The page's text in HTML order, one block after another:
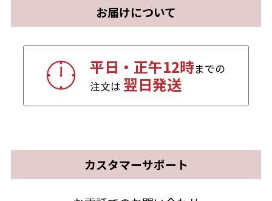
お届けについて
平日・正午12時までの
注文は 翌日発送
カスタマーサポート